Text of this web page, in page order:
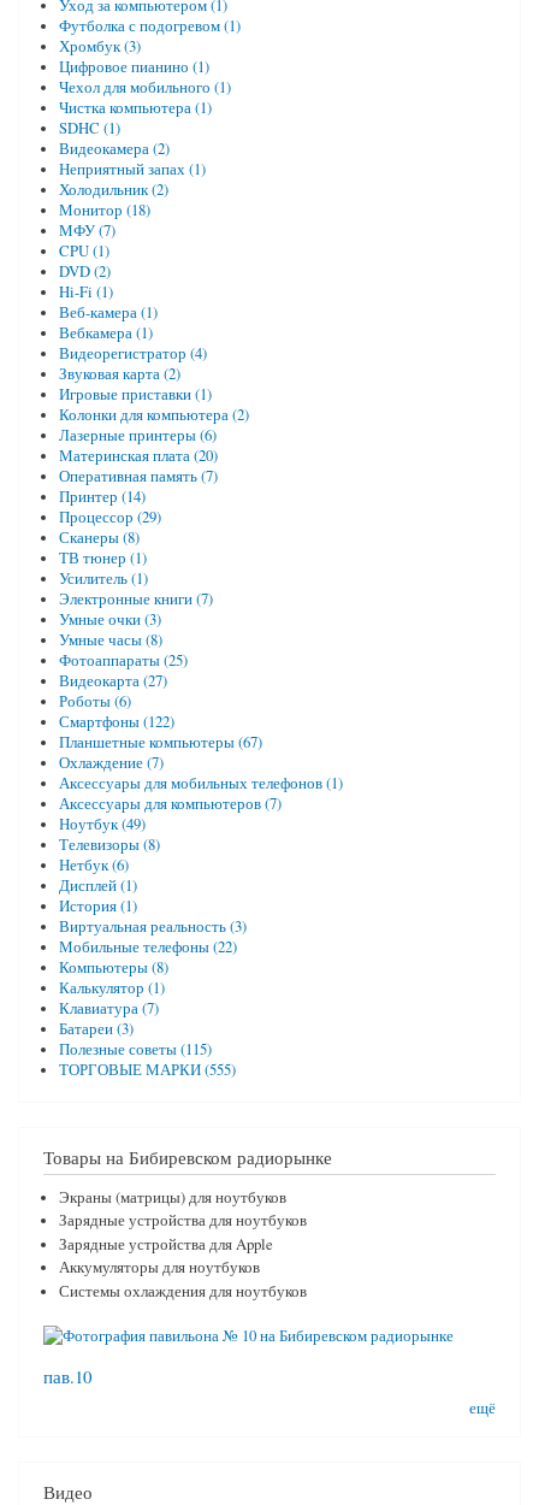
Уход за компьютером (1)
Футболка с подогревом (1)
Хромбук (3)
Цифровое пианино (1)
Чехол для мобильного (1)
Чистка компьютера (1)
SDHC (1)
Видеокамера (2)
Неприятный запах (1)
Холодильник (2)
Монитор (18)
МФУ (7)
CPU (1)
DVD (2)
Hi-Fi (1)
Веб-камера (1)
Вебкамера (1)
Видеорегистратор (4)
Звуковая карта (2)
Игровые приставки (1)
Колонки для компьютера (2)
Лазерные принтеры (6)
Материнская плата (20)
Оперативная память (7)
Принтер (14)
Процессор (29)
Сканеры (8)
ТВ тюнер (1)
Усилитель (1)
Электронные книги (7)
Умные очки (3)
Умные часы (8)
Фотоаппараты (25)
Видеокарта (27)
Роботы (6)
Смартфоны (122)
Планшетные компьютеры (67)
Охлаждение (7)
Аксессуары для мобильных телефонов (1)
Аксессуары для компьютеров (7)
Ноутбук (49)
Телевизоры (8)
Нетбук (6)
Дисплей (1)
История (1)
Виртуальная реальность (3)
Мобильные телефоны (22)
Компьютеры (8)
Калькулятор (1)
Клавиатура (7)
Батареи (3)
Полезные советы (115)
ТОРГОВЫЕ МАРКИ (555)
Товары на Бибиревском радиорынке
Экраны (матрицы) для ноутбуков
Зарядные устройства для ноутбуков
Зарядные устройства для Apple
Аккумуляторы для ноутбуков
Системы охлаждения для ноутбуков
пав.10
ещё
Видео